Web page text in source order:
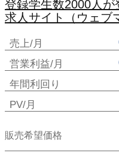
登録学生数2000人
求人サイト（ウェブ
売上/月
営業利益/月
年間利回り
PV/月
販売希望価格